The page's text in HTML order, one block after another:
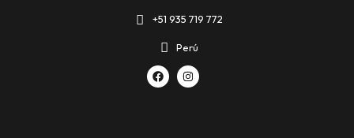
+51 935 719 772
Perú